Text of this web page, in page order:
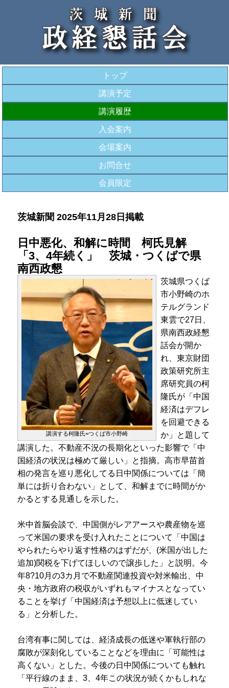
トップ
講演予定
講演履歴
入会案内
会場案内
お問合せ
会員限定
茨城新聞 2025年11月28日掲載
日中悪化、和解に時間 柯氏見解
「3、4年続く」 茨城・つくばで県
南西政懇
講演する柯隆氏=つくば市小野崎
茨城県つくば
市小野崎のホ
テルグランド
東雲で27日、
県南西政経懇
話会が開か
れ、東京財団
政策研究所主
席研究員の柯
隆氏が「中国
経済はデフレ
を回避できる
か」と題して
講演した。不動産不況の長期化といった影響で「中
国経済の状況は極めて厳しい」と指摘。高市早苗首
相の発言を巡り悪化してる日中関係については「簡
単には折り合わない」として、和解までに時間がか
かるとする見通しを示した。
米中首脳会談で、中国側がレアアースや農産物を巡
って米国の要求を受け入れたことについて「中国は
やられたらやり返す性格のはずだが、(米国が出した
追加)関税を下げてほしいので譲歩した」と説明。今
年8?10月の3カ月で不動産関連投資や対米輸出、中
央・地方政府の税収がいずれもマイナスとなってい
ることを挙げ「中国経済は予想以上に低迷してい
る」と分析した。
台湾有事に関しては、経済成長の低迷や軍執行部の
腐敗が深刻化していることなどを理由に「可能性は
高くない」とした。今後の日中関係についても触れ
「平行線のまま、3、4年この状況が続くかもしれな